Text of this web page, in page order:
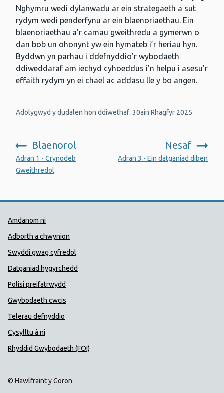
Nghymru wedi dylanwadu ar ein strategaeth a sut
rydym wedi penderfynu ar ein blaenoriaethau. Ein
blaenoriaethau a’r camau gweithredu a gymerwn o
dan bob un ohonynt yw ein hymateb i’r heriau hyn.
Byddwn yn parhau i ddefnyddio’r wybodaeth
ddiweddaraf am iechyd cyhoeddus i’n helpu i asesu’r
effaith rydym yn ei chael ac addasu lle y bo angen.
Adolygwyd y dudalen hon ddiwethaf: 30ain Rhagfyr 2025
Blaenorol
:
Adran 1 - Crynodeb
Gweithredol
Nesaf
Adran 3 - Ein datganiad diben
Dolenni Cymorth Iechyd
Amdanom ni
Adborth a chwynion
Swyddi gwag cyfredol
Datganiad hygyrchedd
Polisi preifatrwydd
Gwybodaeth cwcis
Telerau defnyddio
Cysylltu â ni
Rhyddid Gwybodaeth (FOI)
© Hawlfraint y Goron